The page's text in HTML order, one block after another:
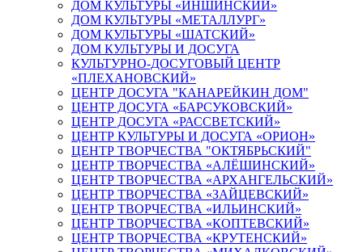
ДОМ КУЛЬТУРЫ «ИНШИНСКИЙ»
ДОМ КУЛЬТУРЫ «МЕТАЛЛУРГ»
ДОМ КУЛЬТУРЫ «ШАТСКИЙ»
ДОМ КУЛЬТУРЫ И ДОСУГА
КУЛЬТУРНО-ДОСУГОВЫЙ ЦЕНТР
«ПЛЕХАНОВСКИЙ»
ЦЕНТР ДОСУГА "КАНАРЕЙКИН ДОМ"
ЦЕНТР ДОСУГА «БАРСУКОВСКИЙ»
ЦЕНТР ДОСУГА «РАССВЕТСКИЙ»
ЦЕНТР КУЛЬТУРЫ И ДОСУГА «ОРИОН»
ЦЕНТР ТВОРЧЕСТВА "ОКТЯБРЬСКИЙ"
ЦЕНТР ТВОРЧЕСТВА «АЛЁШИНСКИЙ»
ЦЕНТР ТВОРЧЕСТВА «АРХАНГЕЛЬСКИЙ»
ЦЕНТР ТВОРЧЕСТВА «ЗАЙЦЕВСКИЙ»
ЦЕНТР ТВОРЧЕСТВА «ИЛЬИНСКИЙ»
ЦЕНТР ТВОРЧЕСТВА «КОПТЕВСКИЙ»
ЦЕНТР ТВОРЧЕСТВА «КРУТЕНСКИЙ»